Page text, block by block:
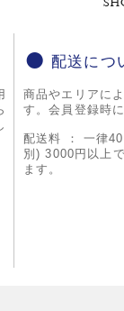
配送につ
商品やエリアに
す。会員登録時
配送料 ： 一律
別) 3000円以上
ます。